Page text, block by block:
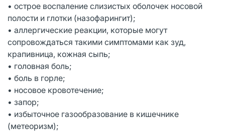
• острое воспаление слизистых оболочек носовой
полости и глотки (назофарингит);
• аллергические реакции, которые могут
сопровождаться такими симптомами как зуд,
крапивница, кожная сыпь;
• головная боль;
• боль в горле;
• носовое кровотечение;
• запор;
• избыточное газообразование в кишечнике
(метеоризм);